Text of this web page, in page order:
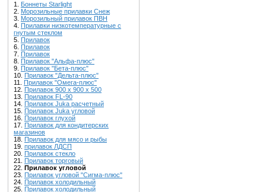
1. Боннеты Starlight
2. Морозильные прилавки Снеж
3. Морозильный прилавок ПВН
4. Прилавки низкотемпературные с
гнутым стеклом
5. Прилавок
6. Прилавок
7. Прилавок
8. Прилавок "Альфа-плюс"
9. Прилавок "Бета-плюс"
10. Прилавок "Дельта-плюс"
11. Прилавок "Омега-плюс"
12. Прилавок 900 х 900 х 500
13. Прилавок FL-90
14. Прилавок Juka расчетный
15. Прилавок Juka угловой
16. Прилавок глухой
17. Прилавок для кондитерских
магазинов
18. Прилавок для мясо и рыбы
19. прилавок ЛДСП
20. Прилавок стекло
21. Прилавок торговый
22. Прилавок угловой
23. Прилавок угловой "Сигма-плюс"
24. Прилавок холодильный
25. Прилавок холодильный